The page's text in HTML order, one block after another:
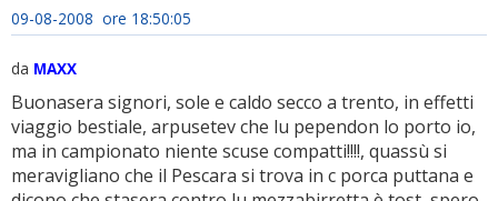
09-08-2008 ore 18:50:05
da MAXX
Buonasera signori, sole e caldo secco a trento, in effetti
viaggio bestiale, arpusetev che lu pependon lo porto io,
ma in campionato niente scuse compatti!!!!, quassù si
meravigliano che il Pescara si trova in c porca puttana e